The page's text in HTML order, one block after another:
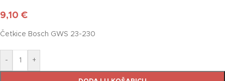
9,10 €
Četkice Bosch GWS 23-230
- +